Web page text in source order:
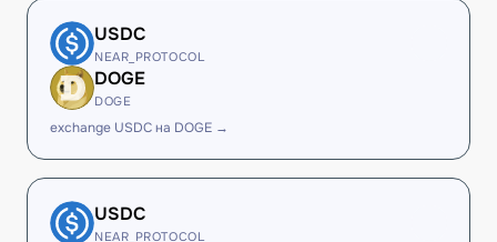
USDC
NEAR_PROTOCOL
DOGE
DOGE
exchange USDC на DOGE →
USDC
NEAR_PROTOCOL